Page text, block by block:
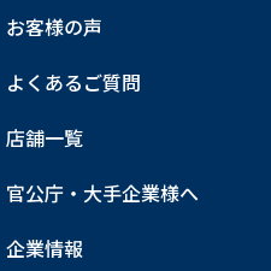
お客様の声
よくあるご質問
店舗一覧
官公庁・大手企業様へ
企業情報